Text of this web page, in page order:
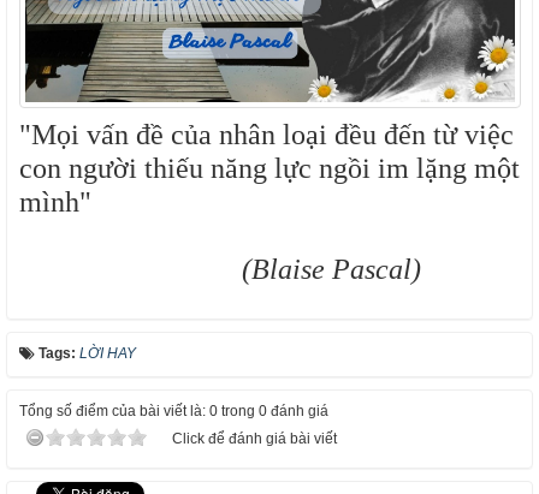
"Mọi vấn đề của nhân loại đều đến từ việc
con người thiếu năng lực ngồi im lặng một
mình"
(Blaise Pascal)
Tags: LỜI HAY
Tổng số điểm của bài viết là: 0 trong 0 đánh giá
Click để đánh giá bài viết